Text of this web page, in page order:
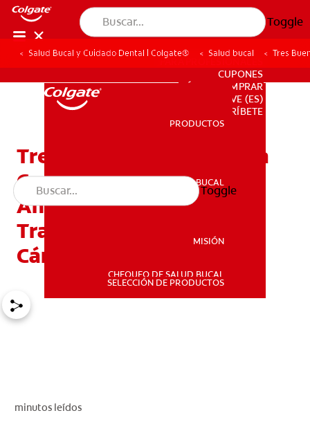
Toggle
PRODUCTOS
SALUD BUCAL
PARA PROFESIONALES
CUPONES
DÓNDE COMPRAR
VE (ES)
SUSCRÍBETE
PRODUCTOS
SALUD BUCAL
MISIÓN
CHEQUEO DE SALUD BUCAL
SELECCIÓN DE PRODUCTOS
Toggle
Salud Bucal y Cuidado Dental | Colgate® Salud bucal Tres
Tres Buenos Motivos Para
Consultar A Su Dentista
Antes De Realizar Un
Tratamiento Contra El
Cáncer
minutos leídos